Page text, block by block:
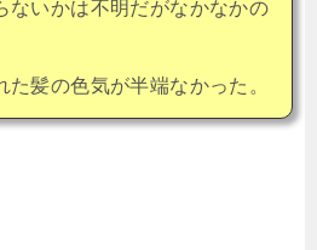
ないかは不明だがなかなかの
髪の色気が半端なかった。